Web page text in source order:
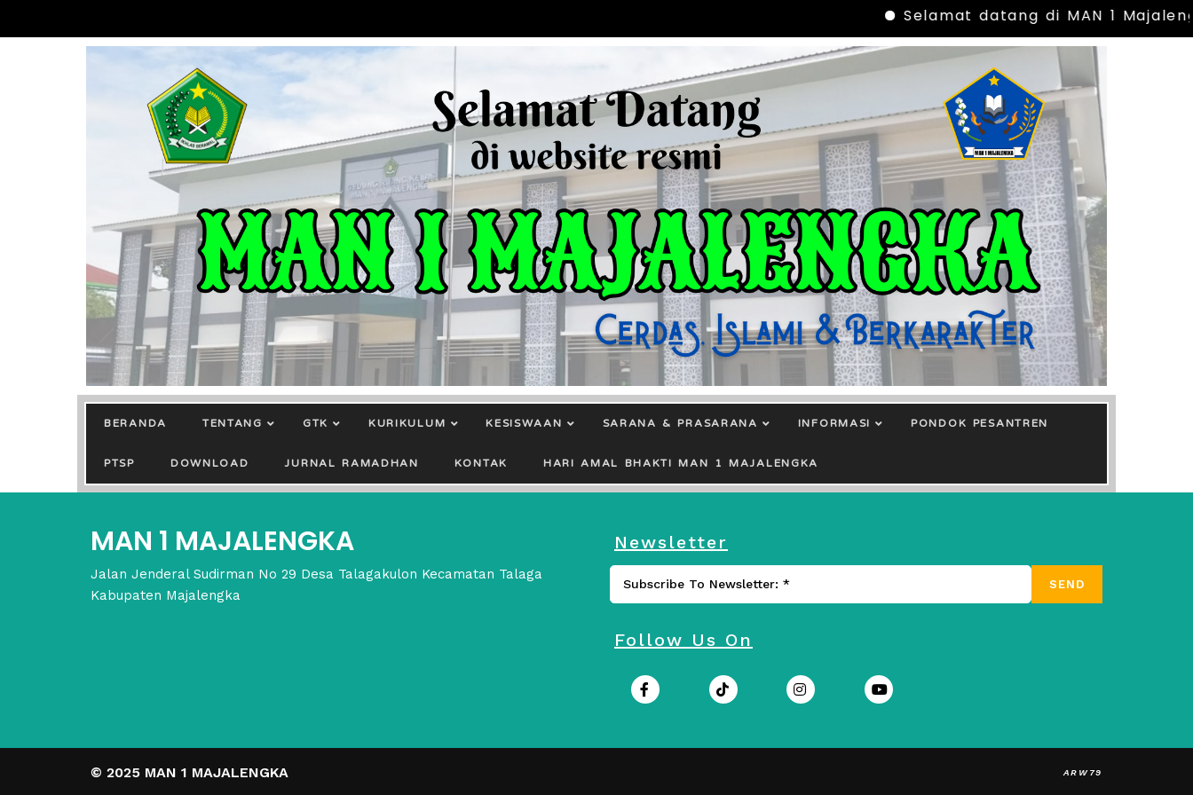
Selamat datang di MAN 1
BERANDA TENTANG GTK KURIKULUM KESISWAAN SARANA & PRASARANA INFORMASI PONDOK PESANTREN
PTSP DOWNLOAD JURNAL RAMADHAN KONTAK HARI AMAL BHAKTI MAN 1 MAJALENGKA
MAN 1 MAJALENGKA
Jalan Jenderal Sudirman No 29 Desa Talagakulon Kecamatan Talaga
Kabupaten Majalengka
Newsletter
SEND
Follow Us On
© 2025 MAN 1 MAJALENGKA ARW79